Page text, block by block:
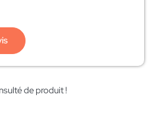
de produit !